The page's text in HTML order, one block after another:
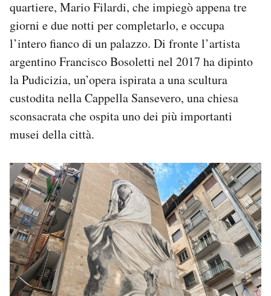
Notifiche mobile
Regala il Post
Hai bisogno di aiuto?
quartiere, Mario Filardi, che impiegò appena tre
giorni e due notti per completarlo, e occupa
l’intero fianco di un palazzo. Di fronte l’artista
argentino Francisco Bosoletti nel 2017 ha dipinto
la Pudicizia, un’opera ispirata a una scultura
custodita nella Cappella Sansevero, una chiesa
sconsacrata che ospita uno dei più importanti
musei della città.